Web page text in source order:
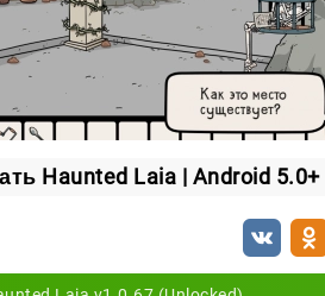
разбираться в
и напряжение
делает ставку не на резкие
события и постепенно
внимание до самого конца.
мистики, продуманных
атмосферных point-and-click-
Haunted Laia | Android 5.0+